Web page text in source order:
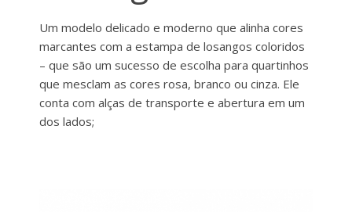
Um modelo delicado e moderno que alinha cores
marcantes com a estampa de losangos coloridos
– que são um sucesso de escolha para quartinhos
que mesclam as cores rosa, branco ou cinza. Ele
conta com alças de transporte e abertura em um
dos lados;